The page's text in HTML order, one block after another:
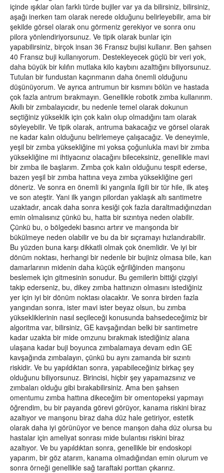
içinde ışıklar olan farklı türde bujiler var ya da bilirsiniz, bilirsiniz,
aşağı inerken tam olarak nerede olduğunu belirleyebilir, ama bir
şekilde görsel olarak onu görmeniz gerekiyor ve sonra onu
pilora yönlendiriyorsunuz. Ve tipik olarak bunlar için
yapabilirsiniz, birçok insan 36 Fransız bujisi kullanır. Ben şahsen
40 Fransız buji kullanıyorum. Destekleyecek güçlü bir veri yok,
daha büyük bir kılıfın mutlaka kilo kaybını azalttığını biliyorsunuz.
Tutulan bir fundustan kaçınmanın daha önemli olduğunu
düşünüyorum. Ve ayrıca antrumun bir kısmını bölün ve hastada
çok fazla antrum bırakmayın. Genellikle robotik zımba kullanırım.
Akıllı bir zımbalayıcıdır, bu nedenle temel olarak dokunun
seçtiğiniz yükseklik için çok kalın olup olmadığını tam olarak
söyleyebilir. Ve tipik olarak, antruma bakacağız ve görsel olarak
ne kadar kalın olduğunu belirlemeye çalışacağız. Ve deneyimle,
yeşil bir zımba yüksekliğine mi yoksa çoğunlukla mavi bir zımba
yüksekliğine mi ihtiyacınız olacağını bileceksiniz, genellikle mavi
bir zımba ile başlarım. Zımba çok kalın olduğunu tespit ederse,
bazen yeşil bir zımba hattına veya zımba yüksekliğine geri
döneriz. Ve sonra en önemli iki yangınla ilgili bir tür hile, ilk ateş
ve son ateştir. Yani ilk yangın pilordan yaklaşık altı santimetre
uzaktadır, ancak daha sonra kesiği çok fazla daraltmadığınızdan
emin olmalısınız çünkü bu, hatta bir sızıntıya neden olabilir.
Çünkü bu, o bölgedeki basıncı artırır ve manşonda bir
bükülmeye neden olabilir ve bu da bir sıçramayı hızlandırabilir.
Bu yüzden buna karşı dikkatli olmak çok önemlidir. Ve iyi bir
dönüm noktası, herhangi bir nedenle bir bujiniz olmasa bile, kan
damarlarının midenin daha küçük eğriliğinden manşonu
beslemek için gitmesinin sonudur. Bu gemilerin bittiği çizgiyi
takip ederseniz, bu, dikey zımba hattınızın olmasını istediğiniz
yer için iyi bir dönüm noktası olacaktır. Ve sonra birden fazla
yangından sonra, ister mavi ister beyaz olsun, bu zımba
yüksekliklerinin nasıl seçileceği konusunda bahsedeceğimiz bir
algoritma var, bilirsiniz, GE kavşağından belki bir santimetre
kadar uzakta bir mide omzunu bırakmak istediğiniz alana
ulaşana kadar buji boyunca zımbalamaya devam edin GE
kavşağında zımbalayın, çünkü bu aynı zamanda bir sızıntı
riskidir. Ve bu yapıldıktan sonra, yapabileceğiniz birkaç şey
olduğunu biliyorsunuz. Birincisi, hiçbir şey yapamazsınız ve
zımbaları olduğu gibi bırakabilirsiniz. Ama ben şahsen
omentumu zımba hattına dikeceğim bir omentopeksi yapmayı
öğrendim, bu bir payanda görevi görüyor, kanama riskini biraz
azaltıyor ve manşonu biraz daha düz hale getiriyor, estetik
olarak daha iyi görünüyor ve bence manşon daha düz olursa bu
hastalar için ameliyat sonrası mide bulantısı riskini biraz
azaltıyor. Ve bu yapıldıktan sonra, genellikle bir endoskopi
yaparım, bir göz atarım, kanama olmadığından emin olurum ve
sonra örneği genellikle sağ taraftaki porttan çıkarırız.